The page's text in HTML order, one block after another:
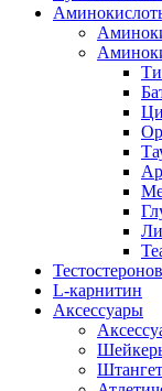
L-карнитин
Аксессуары